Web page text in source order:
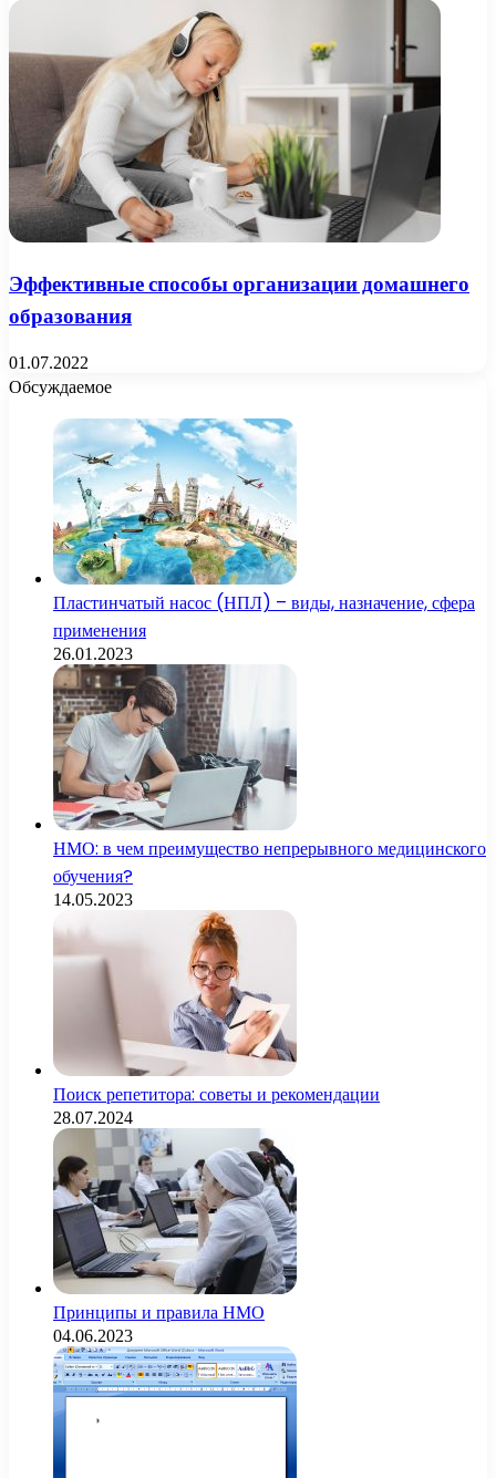
Эффективные способы организации домашнего
образования
01.07.2022
Обсуждаемое
Пластинчатый насос (НПЛ) – виды, назначение, сфера
применения
26.01.2023
НМО: в чем преимущество непрерывного медицинского
обучения?
14.05.2023
Поиск репетитора: советы и рекомендации
28.07.2024
Принципы и правила НМО
04.06.2023